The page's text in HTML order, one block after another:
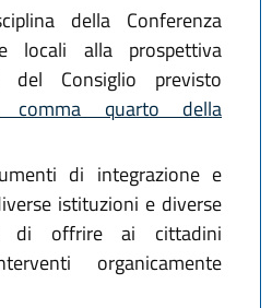
della Conferenza
locali alla prospettiva
del Consiglio previsto
comma quarto della
di integrazione e
istituzioni e diverse
di offrire ai cittadini
organicamente